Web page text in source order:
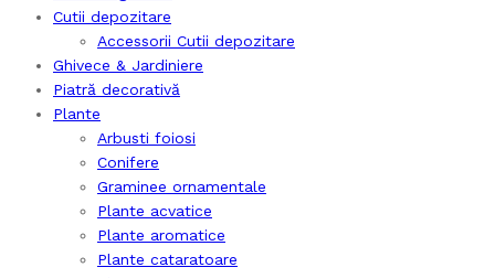
Cutii depozitare
Accessorii Cutii depozitare
Ghivece & Jardiniere
Piatră decorativă
Plante
Arbusti foiosi
Conifere
Graminee ornamentale
Plante acvatice
Plante aromatice
Plante cataratoare